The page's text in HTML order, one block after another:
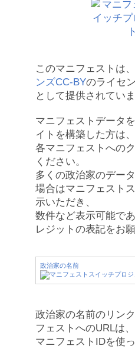
このマニフェストは、
ンズCC-BYのライセ
として提供されていま
マニフェストデータ
イトを構築した方は、
各マニフェストへの
ください。
多くの政治家のデー
場合はマニフェスト
示いただき、
数件など表示可能で
レジットの表記をお
政治家の名前
政治家の名前のリン
フェストへのURLは、
マニフェストIDを使